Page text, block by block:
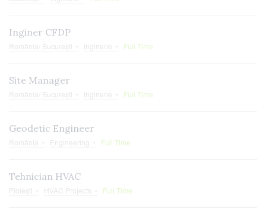
Inginer CFDP
România/ București Inginerie Full Time
Site Manager
România/ București Inginerie Full Time
Geodetic Engineer
România Engineering Full Time
Tehnician HVAC
Ploiești HVAC Projects Full Time